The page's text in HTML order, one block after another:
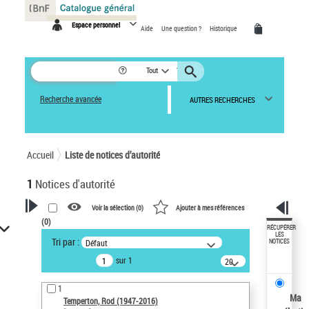
Espace personnel Aide Une question ? Historique
Tout
Recherche avancée AUTRES RECHERCHES
Accueil Liste de notices d’autorité
1 Notices d'autorité
VOTRE RECHERCHE
Recherche avancée dans les
notices d’autorité
Œuvres liées à l'auteur :
Temperton, Rod (1947-2016)
Voir la sélection (0) Ajouter à mes références
(0)
Tri par : Défaut
sur 1
20
résultats/page
1
Temperton, Rod (1947-2016)
RÉCUPÉRER
LES
NOTICES
Ma
Panneau de gestion des cookies